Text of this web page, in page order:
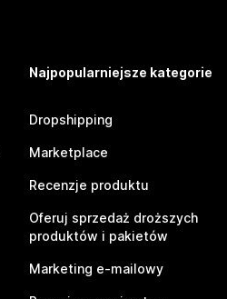
Najpopularniejsze kategorie
Dropshipping
Marketplace
Recenzje produktu
Oferuj sprzedaż droższych
produktów i pakietów
Marketing e-mailowy